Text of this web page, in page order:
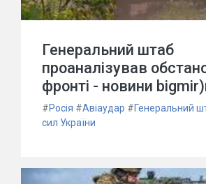
Генеральний штаб
проаналізував
фронті - новини
#Росія #Авіаудар #Генеральний
сил України